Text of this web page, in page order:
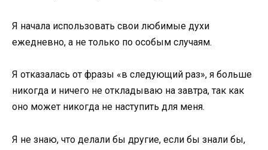
Я начала использовать свои любимые духи
ежедневно, а не только по особым случаям.
Я отказалась от фразы «в следующий раз», я больше
никогда и ничего не откладываю на завтра, так как
оно может никогда не наступить для меня.
Я не знаю, что делали бы другие, если бы знали бы,